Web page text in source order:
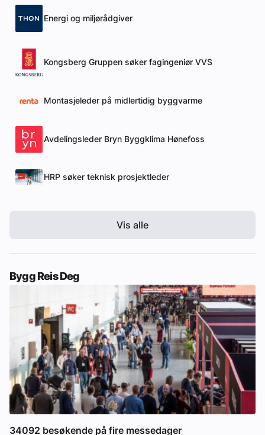
Energi og miljørådgiver
Kongsberg Gruppen søker fagingeniør VVS
Montasjeleder på midlertidig byggvarme
Avdelingsleder Bryn Byggklima Hønefoss
HRP søker teknisk prosjektleder
Vis alle
Bygg Reis Deg
34092 besøkende på fire messedager